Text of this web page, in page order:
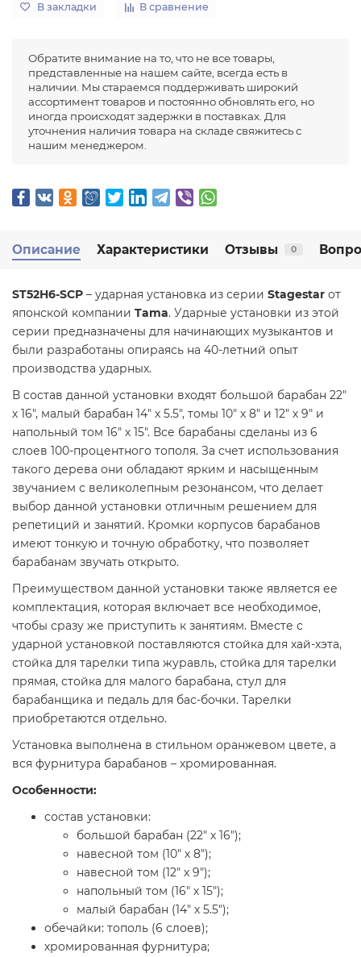
В закладки В сравнение
Обратите внимание на то, что не все товары,
представленные на нашем сайте, всегда есть в
наличии. Мы стараемся поддерживать широкий
ассортимент товаров и постоянно обновлять его, но
иногда происходят задержки в поставках. Для
уточнения наличия товара на складе свяжитесь с
нашим менеджером.
Описание Характеристики Отзывы 0
ST52H6-SCP – ударная установка из серии Stagestar от
японской компании Tama. Ударные установки из этой
серии предназначены для начинающих музыкантов и
были разработаны опираясь на 40-летний опыт
производства ударных.
В состав данной установки входят большой барабан 22"
х 16", малый барабан 14" х 5.5", томы 10" х 8" и 12" х 9" и
напольный том 16" х 15". Все барабаны сделаны из 6
слоев 100-процентного тополя. За счет использования
такого дерева они обладают ярким и насыщенным
звучанием с великолепным резонансом, что делает
выбор данной установки отличным решением для
репетиций и занятий. Кромки корпусов барабанов
имеют тонкую и точную обработку, что позволяет
барабанам звучать открыто.
Преимуществом данной установки также является ее
комплектация, которая включает все необходимое,
чтобы сразу же приступить к занятиям. Вместе с
ударной установкой поставляются стойка для хай-хэта,
стойка для тарелки типа журавль, стойка для тарелки
прямая, стойка для малого барабана, стул для
барабанщика и педаль для бас-бочки. Тарелки
приобретаются отдельно.
Установка выполнена в стильном оранжевом цвете, а
вся фурнитура барабанов – хромированная.
Особенности:
состав установки:
большой барабан (22" х 16");
навесной том (10" х 8");
навесной том (12" х 9");
напольный том (16" х 15");
малый барабан (14" х 5.5");
обечайки: тополь (6 слоев);
хромированная фурнитура;